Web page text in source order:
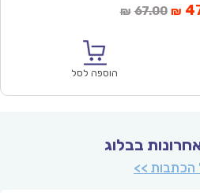
₪ 67.00 ₪
הוספה לסל
בבלוג
הכתבות >>